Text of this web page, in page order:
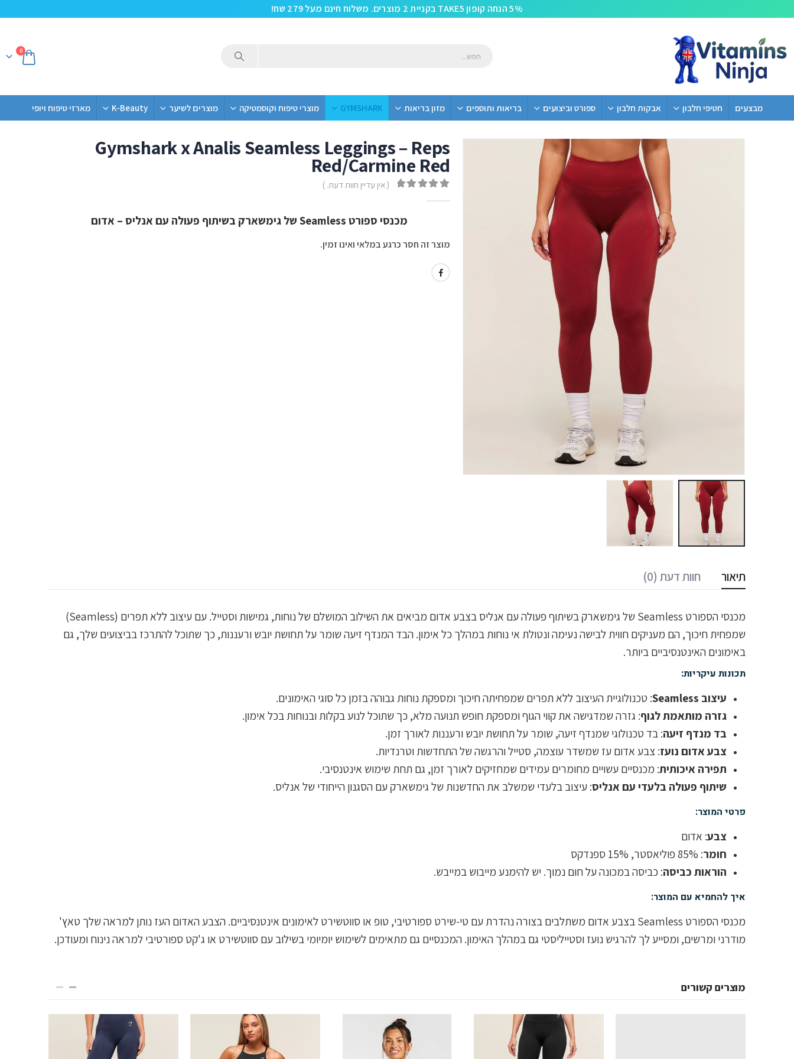
5% הנחה קופון TAKE5 בקניית 2 מוצרים. משלוח חינם מעל 279 שח!
0
מבצעים חטיפי חלבון אבקות חלבון ספורט וביצועים בריאות ותוספים מזון בריאות GYMSHARK מוצרי טיפוח וקוסמטיקה מוצרים לשיער K-Beauty מארזי טיפוח ויופי
Gymshark x Analis Seamless Leggings – Reps
Red/Carmine Red
( אין עדיין חוות דעת. )
מכנסי ספורט Seamless של גימשארק בשיתוף פעולה עם אנליס – אדום
מוצר זה חסר כרגע במלאי ואינו זמין.
תיאור חוות דעת (0)
מכנסי הספורט Seamless של גימשארק בשיתוף פעולה עם אנליס בצבע אדום מביאים את השילוב המושלם של נוחות, גמישות וסטייל. עם עיצוב ללא תפרים (Seamless)
שמפחית חיכוך, הם מעניקים חווית לבישה נעימה ונטולת אי נוחות במהלך כל אימון. הבד המנדף זיעה שומר על תחושת יובש ורעננות, כך שתוכל להתרכז בביצועים שלך, גם
באימונים האינטנסיביים ביותר.
תכונות עיקריות:
עיצוב Seamless
: טכנולוגיית העיצוב ללא תפרים שמפחיתה חיכוך ומספקת נוחות גבוהה בזמן כל סוגי האימונים.
גזרה מותאמת לגוף: גזרה שמדגישה את קווי הגוף ומספקת חופש תנועה מלא, כך שתוכל לנוע בקלות ובנוחות בכל אימון.
בד מנדף זיעה: בד טכנולוגי שמנדף זיעה, שומר על תחושת יובש ורעננות לאורך זמן.
צבע אדום נועז: צבע אדום עז שמשדר עוצמה, סטייל והרגשה של התחדשות וטרנדיות.
תפירה איכותית: מכנסיים עשויים מחומרים עמידים שמחזיקים לאורך זמן, גם תחת שימוש אינטנסיבי.
שיתוף פעולה בלעדי עם אנליס: עיצוב בלעדי שמשלב את החדשנות של גימשארק עם הסגנון הייחודי של אנליס.
פרטי המוצר:
צבע: אדום
חומר: 85% פוליאסטר, 15% ספנדקס
הוראות כביסה: כביסה במכונה על חום נמוך. יש להימנע מייבוש במייבש.
איך להחמיא עם המוצר:
מכנסי הספורט Seamless בצבע אדום משתלבים בצורה נהדרת עם טי-שירט ספורטיבי, טופ או סווטשירט לאימונים אינטנסיביים. הצבע האדום העז נותן למראה שלך טאץ'
מודרני ומרשים, ומסייע לך להרגיש נועז וסטייליסטי גם במהלך האימון. המכנסיים גם מתאימים לשימוש יומיומי בשילוב עם סווטשירט או ג'קט ספורטיבי למראה נינוח ומעודכן.
מוצרים קשורים